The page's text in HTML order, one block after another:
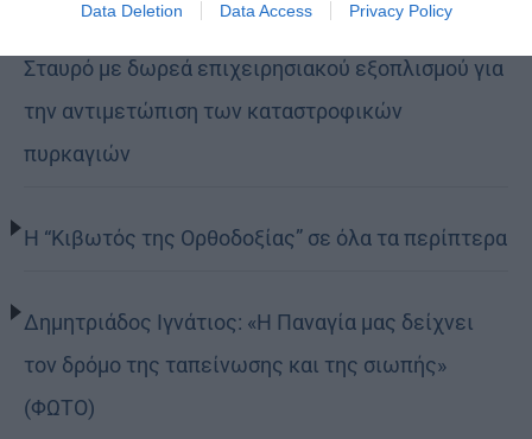
Data Deletion Data Access Privacy Policy
Η LEROY MERLIN στηρίζει τον Ελληνικό Ερυθρό
Σταυρό με δωρεά επιχειρησιακού εξοπλισμού για
την αντιμετώπιση των καταστροφικών
πυρκαγιών
Η “Κιβωτός της Ορθοδοξίας” σε όλα τα περίπτερα
Δημητριάδος Ιγνάτιος: «Η Παναγία μας δείχνει
τον δρόμο της ταπείνωσης και της σιωπής»
(ΦΩΤΟ)